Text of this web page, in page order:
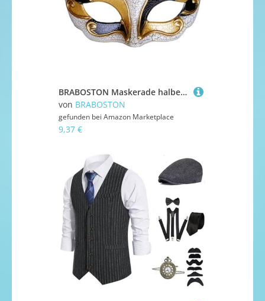
BRABOSTON Maskerade halbes Gesicht Halloween Augenmaske Maskerade Kostüm Dekoration für Damen Herren Cosplay Halloween Dress Up Cosplay Cracked
von BRABOSTON
gefunden bei Amazon Marketplace
9,37 €